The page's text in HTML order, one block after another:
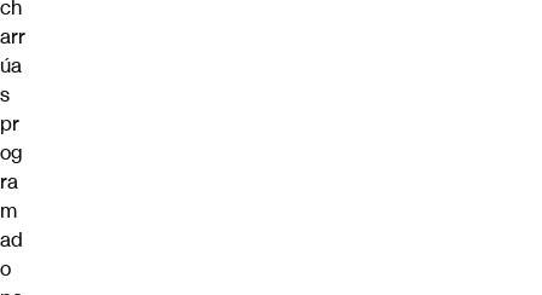
ch
arr
úa
s
pr
og
ra
m
ad
o